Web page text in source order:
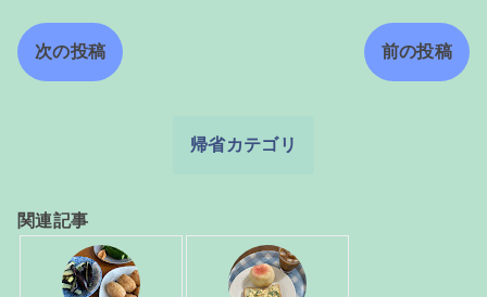
次の投稿 前の投稿
帰省カテゴリ
関連記事